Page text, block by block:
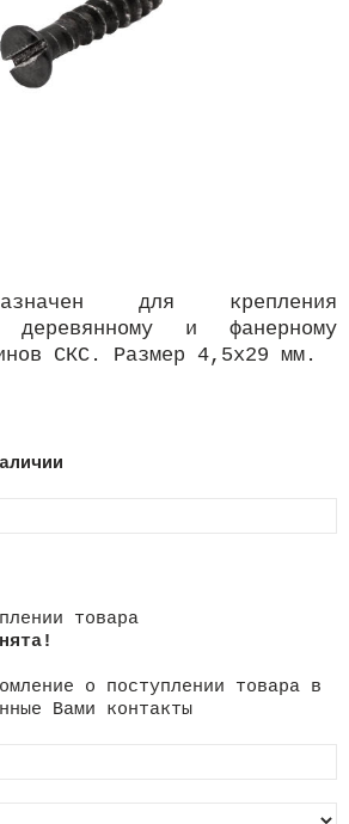
для крепления
и фанерному
СКС. Размер 4,5х29 мм.
товара
о поступлении товара в
Вами контакты